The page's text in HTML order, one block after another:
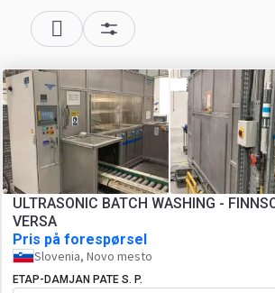
ULTRASONIC BATCH WASHING -
VERSA
Pris på forespørsel
Slovenia, Novo mesto
ETAP-DAMJAN PATE S. P.